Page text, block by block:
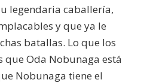
legendaria caballería,
y que ya le
batallas. Lo que los
que Oda Nobunaga está
Nobunaga tiene el